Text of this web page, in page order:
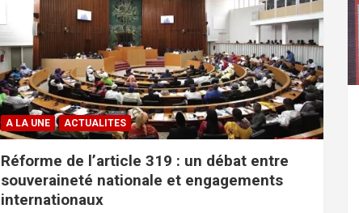
A LA UNE ACTUALITES
Réforme de l’article 319 : un débat entre
souveraineté nationale et engagements
internationaux